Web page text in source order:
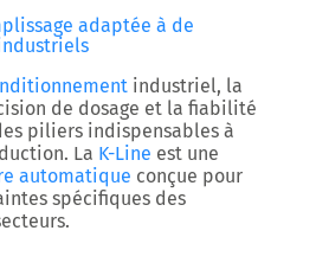
adaptée à de
industriel, la
de dosage et la fiabilité
piliers indispensables à
La K-Line est une
automatique conçue pour
spécifiques des